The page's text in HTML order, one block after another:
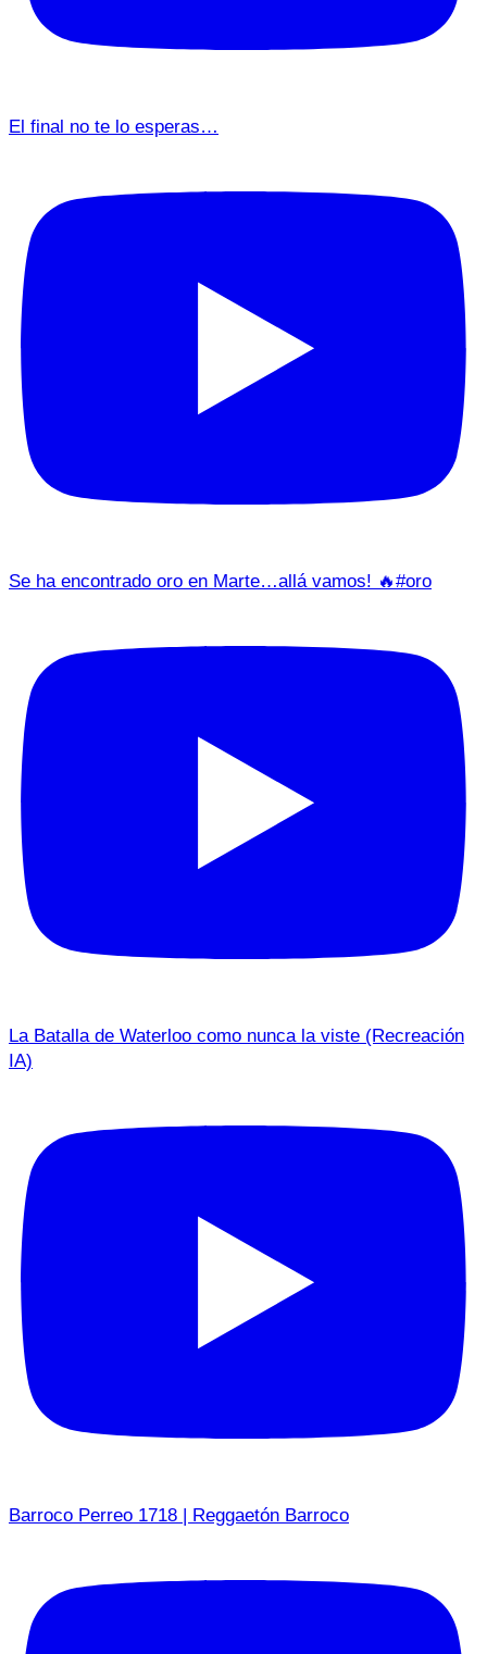
El final no te lo esperas…
Se ha encontrado oro en Marte…allá vamos! 🔥#oro
La Batalla de Waterloo como nunca la viste (Recreación
IA)
Barroco Perreo 1718 | Reggaetón Barroco